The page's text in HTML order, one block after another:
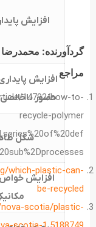
افزایش
افزایش
حضور
شکل
افزایش خواص
گردآورنده:
مراجع
14792/how-to-
recycle-polymer
which-plastic-can-
be-recycled
scotia/plastic-